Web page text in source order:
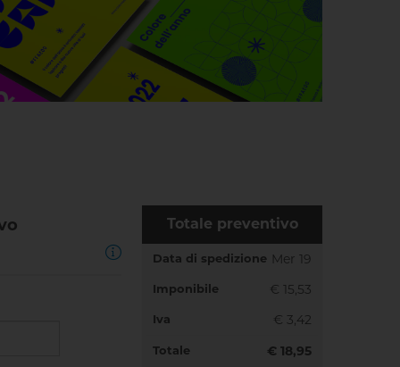
Totale preventivo
Data di spedizione Mer 19
Imponibile € 15,53
Iva € 3,42
Totale € 18,95